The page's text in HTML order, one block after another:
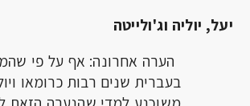
יעל, יוליה וג'ולייטה
הערה אחרונה: אף על פי
בעברית שנים רבות כרומאו